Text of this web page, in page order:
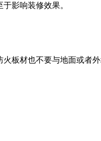
影响装修效果。
。防火板材也不要与地面或